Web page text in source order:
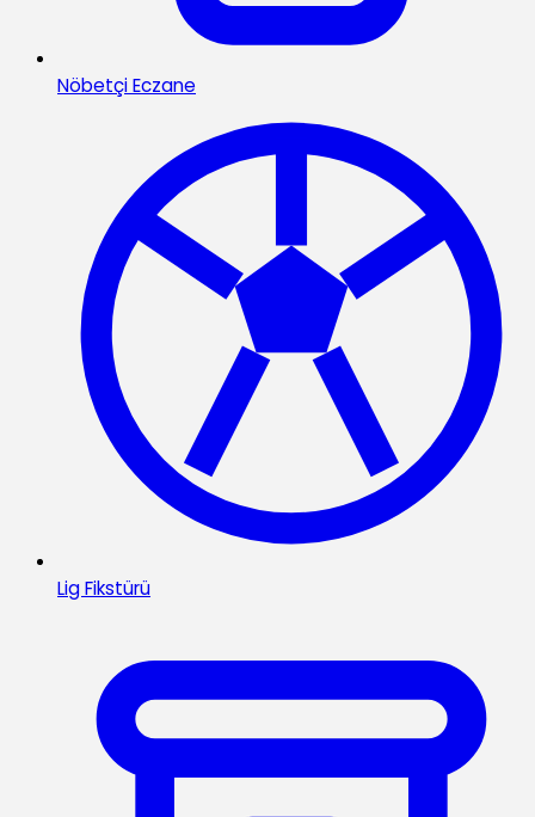
Nöbetçi Eczane
Lig Fikstürü